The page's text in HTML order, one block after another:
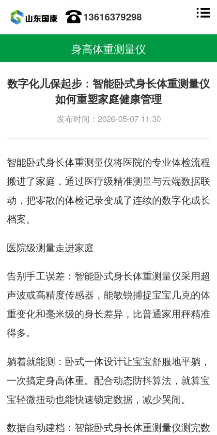
13616379298
身高体重测量仪
数字化儿保起步：智能卧式身长体重测量仪
如何重塑家庭健康管理
发布时间：2026-05-07 11:30
智能卧式身长体重测量仪将医院的专业体检流程
搬进了家庭，通过医疗级精准测量与云端数据联
动，把零散的体检记录变成了连续的数字化成长
档案。
医院级测量走进家庭
告别手工误差：智能卧式身长体重测量仪采用超
声波或高精度传感器，能敏锐捕捉宝宝几克的体
重变化和毫米级的身长差异，比普通家用秤精准
得多。
躺着就能测：卧式一体设计让宝宝舒服地平躺，
一次搞定身高体重。配合动态防抖算法，就算宝
宝轻微扭动也能快速锁定数据，减少哭闹。
数据自动建档：智能卧式身长体重测量仪测完数